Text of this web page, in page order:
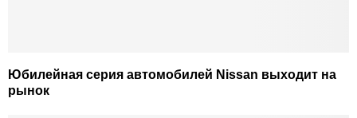
Юбилейная серия автомобилей Nissan выходит на
рынок